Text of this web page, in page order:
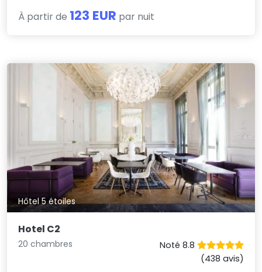
À partir de 123 EUR par nuit
Hôtel 5 étoiles
Hotel C2
20 chambres
Noté 8.8
(438 avis)